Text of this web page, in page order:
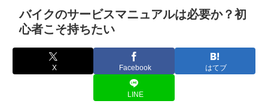
バイクのサービスマニュアルは必要か？初
心者こそ持ちたい
X Facebook はてブ
LINE